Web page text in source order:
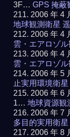
3F…GPS 掩蔽
2006 年 4
地球観測衛星
2006 年 4
雲・エアロゾ
2006 年 4
雲・エアロゾ
2006 年 5
止実用環境衛
2006 年 6
1…地球資源観
2006 年 7
多目的実用衛
2006 年 8